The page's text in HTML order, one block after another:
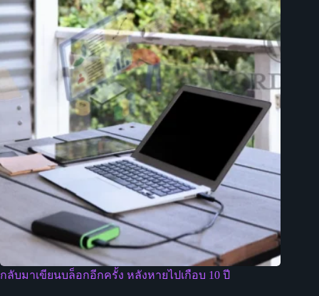
กลับมาเขียนบล็อกอีกครั้ง หลังหายไปเกือบ 10 ปี